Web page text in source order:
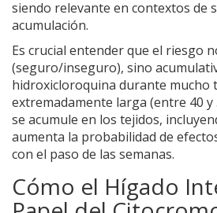
siendo relevante en contextos de
acumulación.
Es crucial entender que el riesgo
(seguro/inseguro), sino
hidroxicloroquina durante mucho
extremadamente larga (entre 40 y
se acumule en los tejidos,
aumenta la probabilidad de
con el paso de las semanas.
Cómo el Hígado